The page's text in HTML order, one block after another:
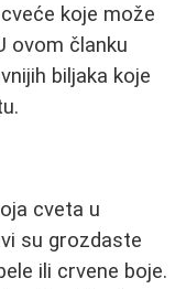
koje može
ovom članku
biljaka koje
cveta u
su grozdaste
ili crvene boje.